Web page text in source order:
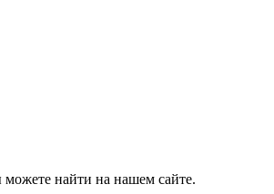
найти на нашем сайте.